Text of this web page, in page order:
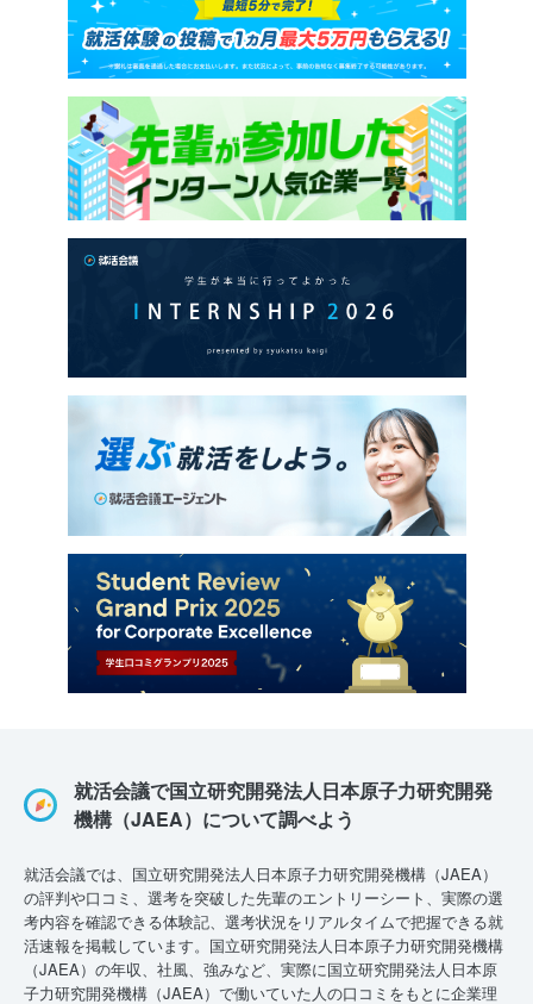
就活会議で国立研究開発法人日本原子力研究開発
機構（JAEA）について調べよう
就活会議では、国立研究開発法人日本原子力研究開発機構（JAEA）
の評判や口コミ、選考を突破した先輩のエントリーシート、実際の選
考内容を確認できる体験記、選考状況をリアルタイムで把握できる就
活速報を掲載しています。国立研究開発法人日本原子力研究開発機構
（JAEA）の年収、社風、強みなど、実際に国立研究開発法人日本原
子力研究開発機構（JAEA）で働いていた人の口コミをもとに企業理